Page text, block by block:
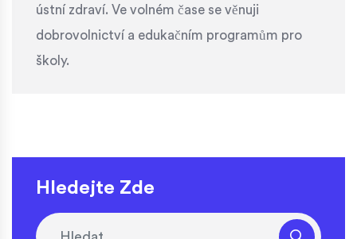
ústní zdraví. Ve volném čase se věnuji
dobrovolnictví a edukačním programům pro
školy.
Hledejte Zde